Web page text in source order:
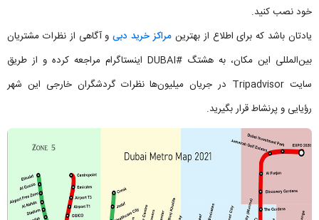
خود نصب کنید.
یادتان باشد که برای اطلاع از بهترین مراکز خرید دبیو آگاهی از نظرات مشتریان
بین‌المللی این مکان، به هشتگ #DUBAI اینستاگرام مراجعه کرده و از طریق
سایت Tripadvisor در جریان میلیون‌ها نظرات گردشگران خارجی این شهر
رؤیایی و پرنشاط قرار بگیرید.